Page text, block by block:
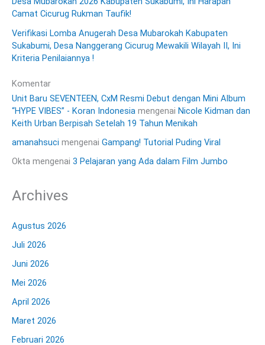
Camat Cicurug Rukman Taufik!
Verifikasi Lomba Anugerah Desa Mubarokah Kabupaten
Sukabumi, Desa Nanggerang Cicurug Mewakili Wilayah II, Ini
Kriteria Penilaiannya !
Komentar
Unit Baru SEVENTEEN, CxM Resmi Debut dengan Mini Album
“HYPE VIBES” - Koran Indonesia mengenai Nicole Kidman dan
Keith Urban Berpisah Setelah 19 Tahun Menikah
amanahsuci mengenai Gampang! Tutorial Puding Viral
Okta mengenai 3 Pelajaran yang Ada dalam Film Jumbo
Archives
Agustus 2026
Juli 2026
Juni 2026
Mei 2026
April 2026
Maret 2026
Februari 2026